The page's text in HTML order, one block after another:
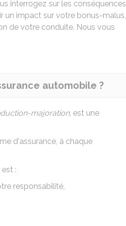
interrogez sur les conséquences
un impact sur votre bonus-malus,
de votre conduite. Nous vous
automobile ?
majoration, est une
d'assurance, à chaque
:
responsabilité,